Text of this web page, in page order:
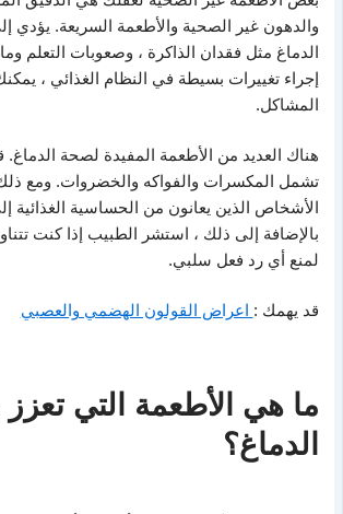
والدهون غير الصحية والأطعمة السريعة.
الدماغ مثل فقدان الذاكرة ، وصعوبات التعلم
إجراء تغييرات بسيطة في النظام الغذائي ،
المشاكل.
هناك العديد من الأطعمة المفيدة لصحة
تشمل المكسرات والفواكه والخضروات. ومع
الأشخاص الذين يعانون من الحساسية الغذائية
بالإضافة إلى ذلك ، استشر الطبيب إذا كنت
لمنع أي رد فعل سلبي.
قد يهمك : اعراض القولون الهضمي والعصبي
ما هي الأطعمة التي
الدماغ؟